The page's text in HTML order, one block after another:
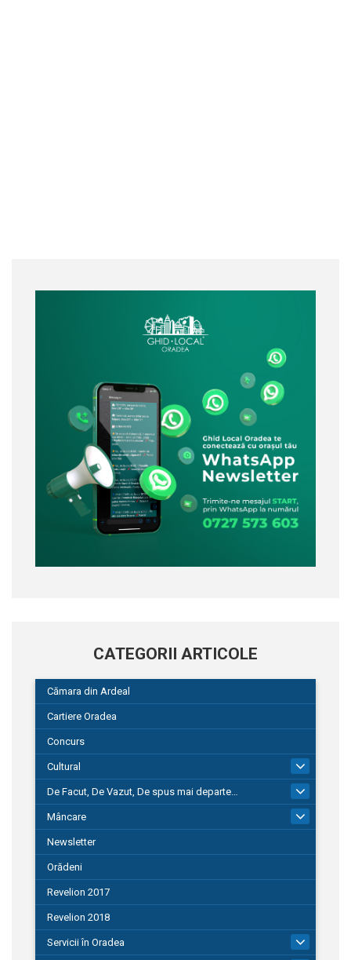
CATEGORII ARTICOLE
Cămara din Ardeal
Cartiere Oradea
Concurs
Cultural
De Facut, De Vazut, De spus mai departe…
580
Mâncare
Newsletter
Orădeni
Revelion 2017
Revelion 2018
Servicii în Oradea